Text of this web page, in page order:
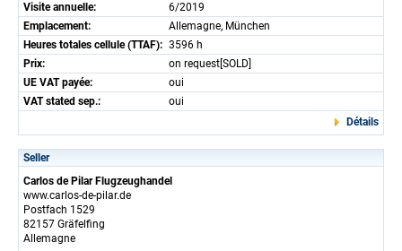
Visite annuelle:
6/2019
Emplacement:
Allemagne, München
Heures totales cellule (TTAF): 3596 h
Prix:
on request[SOLD]
UE VAT payée:
oui
VAT stated sep.:
oui
Détails
Seller
Carlos de Pilar Flugzeughandel
www.carlos-de-pilar.de
Postfach 1529
82157 Gräfelfing
Allemagne